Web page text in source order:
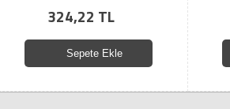
324,22 TL
Sepete Ekle